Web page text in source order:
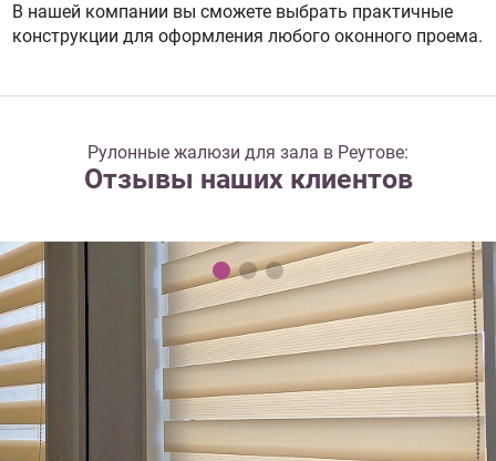
В нашей компании вы сможете выбрать практичные
конструкции для оформления любого оконного проема.
Рулонные жалюзи для зала в Реутове:
Отзывы наших клиентов